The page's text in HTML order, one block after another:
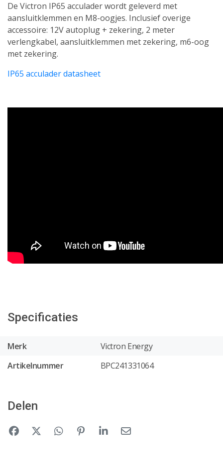
De Victron IP65 acculader wordt geleverd met
aansluitklemmen en M8-oogjes. Inclusief overige
accessoire: 12V autoplug + zekering, 2 meter
verlengkabel, aansluitklemmen met zekering, m6-oog
met zekering.
IP65 acculader datasheet
Specificaties
Merk
Victron Energy
Artikelnummer
BPC241331064
Delen